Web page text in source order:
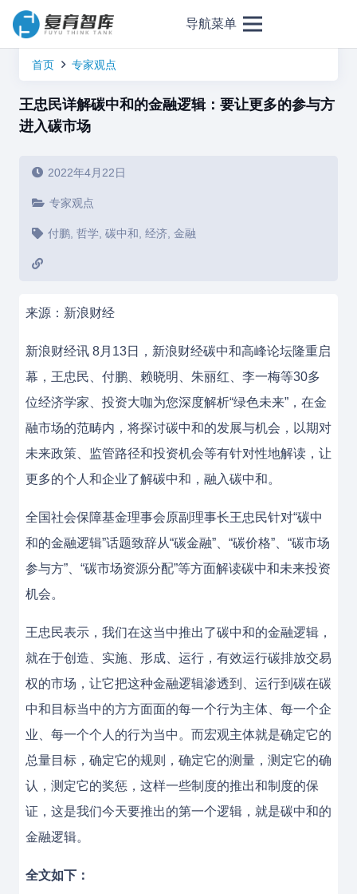
导航菜单
首页 专家观点
王忠民详解碳中和的金融逻辑：要让更多的参与方
进入碳市场
2022年4月22日
专家观点
付鹏, 哲学 碳中和 经济, 金融
来源：新浪财经
新浪财经讯 8月13日，新浪财经碳中和高峰论坛隆重启
幕，王忠民、付鹏、赖晓明、朱丽红、李一梅等30多
位经济学家、投资大咖为您深度解析“绿色未来”，在金
融市场的范畴内，将探讨碳中和的发展与机会，以期对
未来政策、监管路径和投资机会等有针对性地解读，让
更多的个人和企业了解碳中和，融入碳中和。
全国社会保障基金理事会原副理事长王忠民针对“碳中
和的金融逻辑”话题致辞从“碳金融”、“碳价格”、“碳市场
参与方”、“碳市场资源分配”等方面解读碳中和未来投资
机会。
王忠民表示，我们在这当中推出了碳中和的金融逻辑，
就在于创造、实施、形成、运行，有效运行碳排放交易
权的市场，让它把这种金融逻辑渗透到、运行到碳在碳
中和目标当中的方方面面的每一个行为主体、每一个企
业、每一个个人的行为当中。而宏观主体就是确定它的
总量目标，确定它的规则，确定它的测量，测定它的确
认，测定它的奖惩，这样一些制度的推出和制度的保
证，这是我们今天要推出的第一个逻辑，就是碳中和的
金融逻辑。
全文如下：